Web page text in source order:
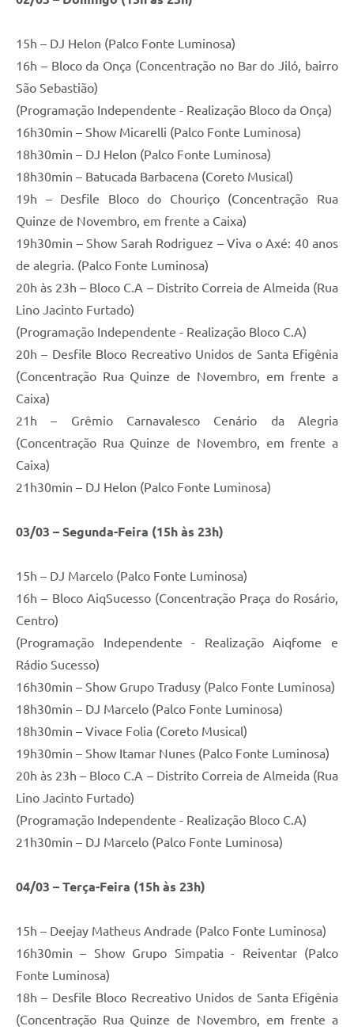
15h – DJ Helon (Palco Fonte Luminosa)
16h – Bloco da Onça (Concentração no Bar do Jiló, bairro
São Sebastião)
(Programação Independente - Realização Bloco da Onça)
16h30min – Show Micarelli (Palco Fonte Luminosa)
18h30min – DJ Helon (Palco Fonte Luminosa)
18h30min – Batucada Barbacena (Coreto Musical)
19h – Desfile Bloco do Chouriço (Concentração Rua
Quinze de Novembro, em frente a Caixa)
19h30min – Show Sarah Rodriguez – Viva o Axé: 40 anos
de alegria. (Palco Fonte Luminosa)
20h às 23h – Bloco C.A – Distrito Correia de Almeida (Rua
Lino Jacinto Furtado)
(Programação Independente - Realização Bloco C.A)
20h – Desfile Bloco Recreativo Unidos de Santa Efigênia
(Concentração Rua Quinze de Novembro, em frente a
Caixa)
21h – Grêmio Carnavalesco Cenário da Alegria
(Concentração Rua Quinze de Novembro, em frente a
Caixa)
21h30min – DJ Helon (Palco Fonte Luminosa)
03/03 – Segunda-Feira (15h às 23h)
15h – DJ Marcelo (Palco Fonte Luminosa)
16h – Bloco AiqSucesso (Concentração Praça do Rosário,
Centro)
(Programação Independente - Realização Aiqfome e
Rádio Sucesso)
16h30min – Show Grupo Tradusy (Palco Fonte Luminosa)
18h30min – DJ Marcelo (Palco Fonte Luminosa)
18h30min – Vivace Folia (Coreto Musical)
19h30min – Show Itamar Nunes (Palco Fonte Luminosa)
20h às 23h – Bloco C.A – Distrito Correia de Almeida (Rua
Lino Jacinto Furtado)
(Programação Independente - Realização Bloco C.A)
21h30min – DJ Marcelo (Palco Fonte Luminosa)
04/03 – Terça-Feira (15h às 23h)
15h – Deejay Matheus Andrade (Palco Fonte Luminosa)
16h30min – Show Grupo Simpatia - Reiventar (Palco
Fonte Luminosa)
18h – Desfile Bloco Recreativo Unidos de Santa Efigênia
(Concentração Rua Quinze de Novembro, em frente a